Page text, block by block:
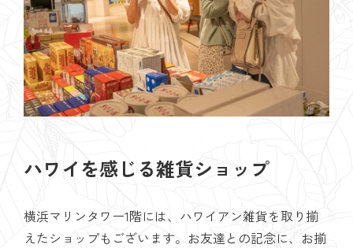
ハワイを感じる雑貨ショップ
横浜マリンタワー1階には、ハワイアン雑貨を取り揃
えたショップもございます。お友達との記念に、お揃